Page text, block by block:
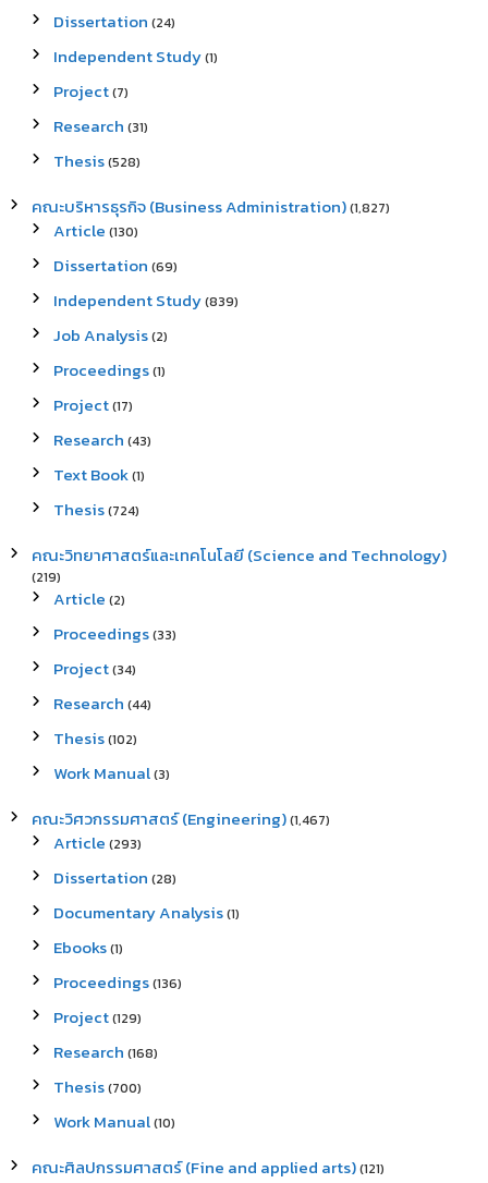
Dissertation (24)
Independent Study(1)
Project(7)
Research (31)
Thesis(528)
คณะบริหารธุรกิจ (Business Administration)(1,827)
Article (130)
Dissertation (69)
Independent Study(839)
Job Analysis(2)
Proceedings(1)
Project(17)
Research (43)
Text Book(1)
Thesis(724)
คณะวิทยาศาสตร์และเทคโนโลยี (Science and Technology)
(219)
Article (2)
Proceedings(33)
Project(34)
Research (44)
Thesis(102)
Work Manual(3)
คณะวิศวกรรมศาสตร์ (Engineering)(1,467)
Article (293)
Dissertation (28)
Documentary Analysis(1)
Ebooks(1)
Proceedings(136)
Project(129)
Research (168)
Thesis(700)
Work Manual(10)
คณะศิลปกรรมศาสตร์ (Fine and applied arts)(121)